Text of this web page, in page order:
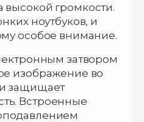
громкости.
ноутбуков, и
особое внимание.
затвором
изображение во
защищает
Встроенные